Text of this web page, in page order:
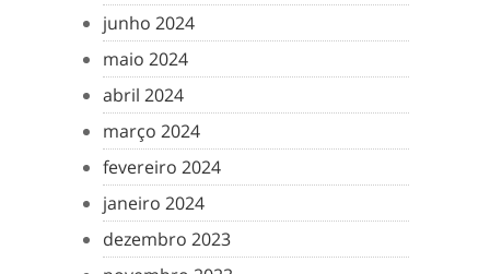
junho 2024
maio 2024
abril 2024
março 2024
fevereiro 2024
janeiro 2024
dezembro 2023